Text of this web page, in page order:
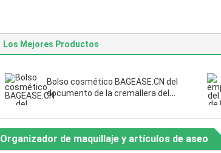
Los Mejores Productos
Bolso cosmético BAGEASE.CN del
documento de la cremallera del
Organizador de maquillaje y artículos de aseo